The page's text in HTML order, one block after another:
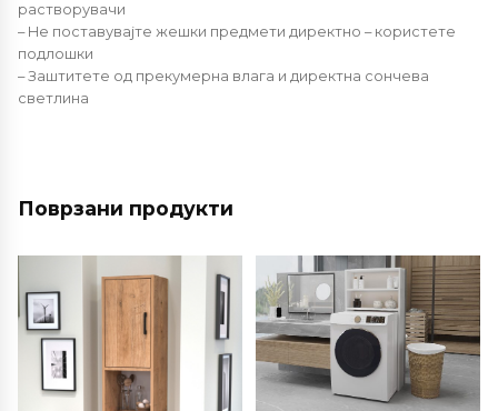
растворувачи
– Не поставувајте жешки предмети директно – користете
подлошки
– Заштитете од прекумерна влага и директна сончева
светлина
Поврзани продукти